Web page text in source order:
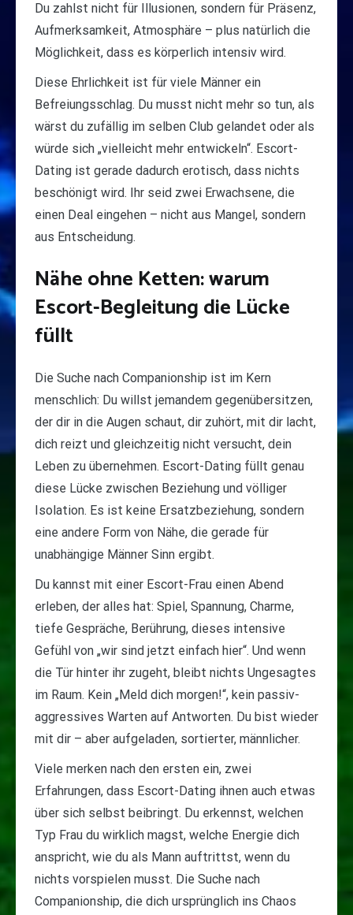
Du zahlst nicht für Illusionen, sondern für Präsenz,
Aufmerksamkeit, Atmosphäre – plus natürlich die
Möglichkeit, dass es körperlich intensiv wird.
Diese Ehrlichkeit ist für viele Männer ein
Befreiungsschlag. Du musst nicht mehr so tun, als
wärst du zufällig im selben Club gelandet oder als
würde sich „vielleicht mehr entwickeln“. Escort-
Dating ist gerade dadurch erotisch, dass nichts
beschönigt wird. Ihr seid zwei Erwachsene, die
einen Deal eingehen – nicht aus Mangel, sondern
aus Entscheidung.
Nähe ohne Ketten: warum
Escort-Begleitung die Lücke
füllt
Die Suche nach Companionship ist im Kern
menschlich: Du willst jemandem gegenübersitzen,
der dir in die Augen schaut, dir zuhört, mit dir lacht,
dich reizt und gleichzeitig nicht versucht, dein
Leben zu übernehmen. Escort-Dating füllt genau
diese Lücke zwischen Beziehung und völliger
Isolation. Es ist keine Ersatzbeziehung, sondern
eine andere Form von Nähe, die gerade für
unabhängige Männer Sinn ergibt.
Du kannst mit einer Escort-Frau einen Abend
erleben, der alles hat: Spiel, Spannung, Charme,
tiefe Gespräche, Berührung, dieses intensive
Gefühl von „wir sind jetzt einfach hier“. Und wenn
die Tür hinter ihr zugeht, bleibt nichts Ungesagtes
im Raum. Kein „Meld dich morgen!“, kein passiv-
aggressives Warten auf Antworten. Du bist wieder
mit dir – aber aufgeladen, sortierter, männlicher.
Viele merken nach den ersten ein, zwei
Erfahrungen, dass Escort-Dating ihnen auch etwas
über sich selbst beibringt. Du erkennst, welchen
Typ Frau du wirklich magst, welche Energie dich
anspricht, wie du als Mann auftrittst, wenn du
nichts vorspielen musst. Die Suche nach
Companionship, die dich ursprünglich ins Chaos